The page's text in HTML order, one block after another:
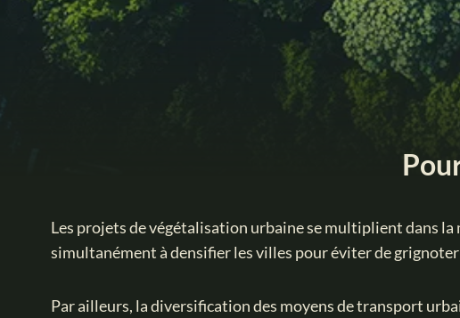
Les projets de végétalisation urbaine se multiplient dans la
simultanément à densifier les villes pour éviter de
Par ailleurs, la diversification des moyens de transport